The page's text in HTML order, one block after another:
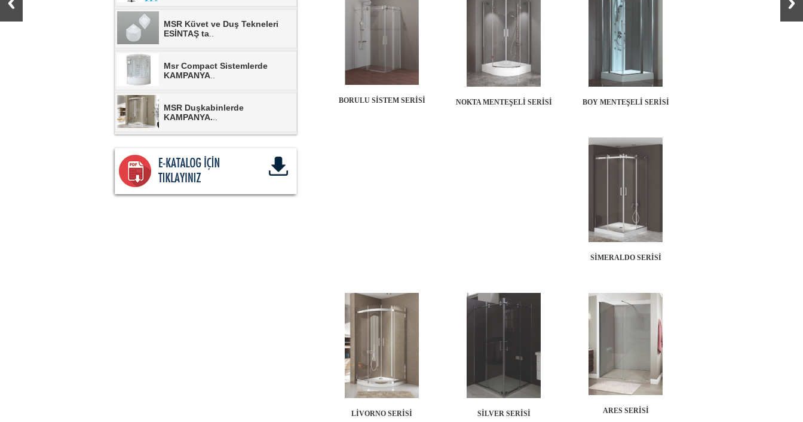
Msr Compact Sistemlerde
KAMPANYA
MSR Duşkabinlerde
KAMPANYA.
MSR Banyo Dolaplarında
KAMPANYA.
KAMPANYA...
BORULU SİSTEM SERİSİ NOKTA MENTEŞELİ SERİSİ BOY MENTEŞELİ SERİSİ
SİMERALDO SERİSİ
LİVORNO SERİSİ SİLVER SERİSİ ARES SERİSİ